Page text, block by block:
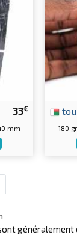
33€
mm 180
généralement